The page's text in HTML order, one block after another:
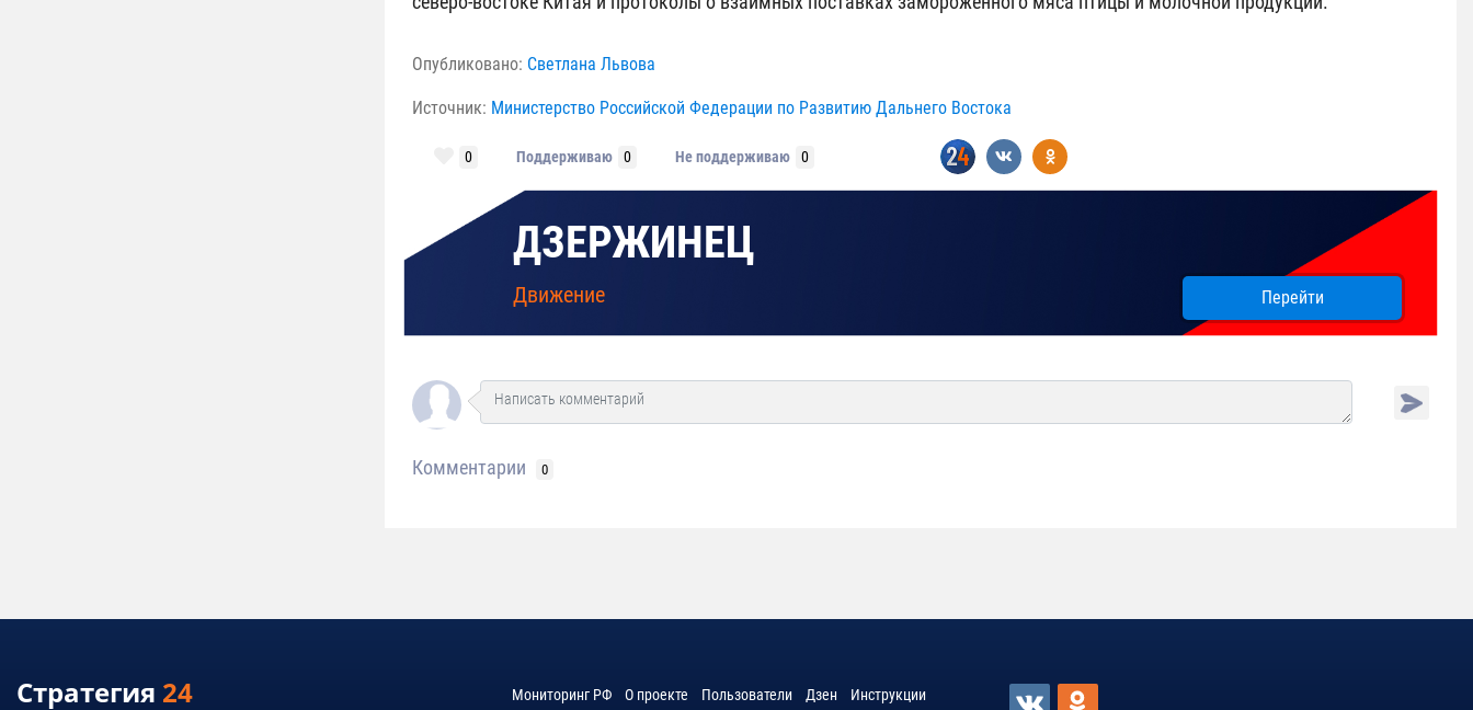
Опубликовано: Светлана Львова
Источник: Министерство Российской Федерации по Развитию Дальнего Востока
0 Поддерживаю 0 Не поддерживаю 0
ДЗЕРЖИНЕЦ
Движение Перейти
Комментарии 0
Стратегия 24 Мониторинг РФ О проекте Пользователи Дзен Инструкции